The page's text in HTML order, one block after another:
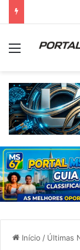
Menu
Início / Últimas